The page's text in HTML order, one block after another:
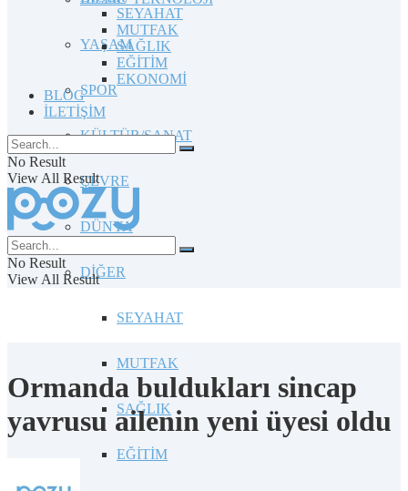
YAŞAM
SPOR
KÜLTÜR/SANAT
ÇEVRE
DÜNYA
DİĞER
SEYAHAT
MUTFAK
SAĞLIK
EĞİTİM
SEYAHAT
MUTFAK
SAĞLIK
EĞİTİM
EKONOMİ
BLOG
İLETİŞİM
No Result
View All Result
No Result
View All Result
Ormanda buldukları sincap
yavrusu ailenin yeni üyesi oldu